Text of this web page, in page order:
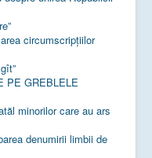
circumscripțiilor
PE GREBLELE
minorilor care au ars
denumirii limbii de